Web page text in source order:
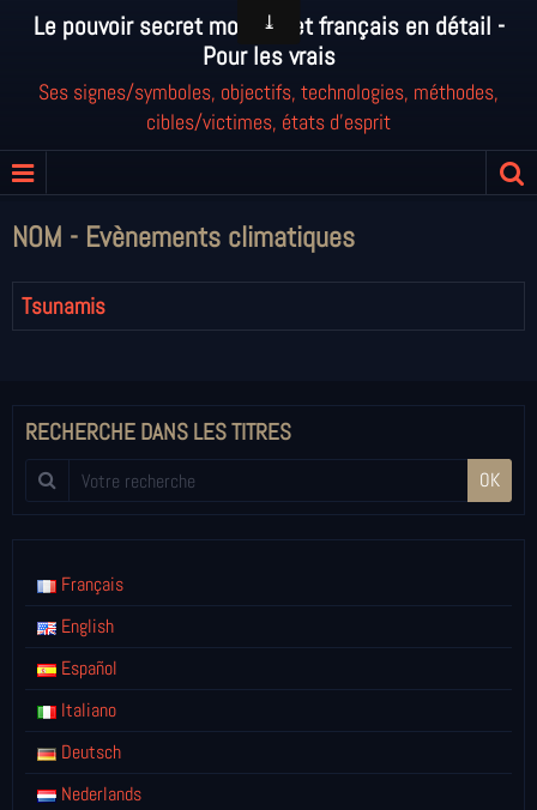
Le pouvoir secret mondial et français en détail -
Pour les vrais
Ses signes/symboles, objectifs, technologies, méthodes,
cibles/victimes, états d'esprit
NOM - Evènements climatiques
Tsunamis
RECHERCHE DANS LES TITRES
OK
Français
English
Español
Italiano
Deutsch
Nederlands